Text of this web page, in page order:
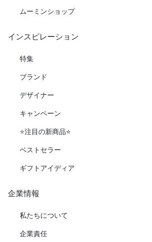
ムーミンショップ
インスピレーション
特集
ブランド
デザイナー
キャンペーン
⭐️注目の新商品⭐️
ベストセラー
ギフトアイディア
企業情報
私たちについて
企業責任